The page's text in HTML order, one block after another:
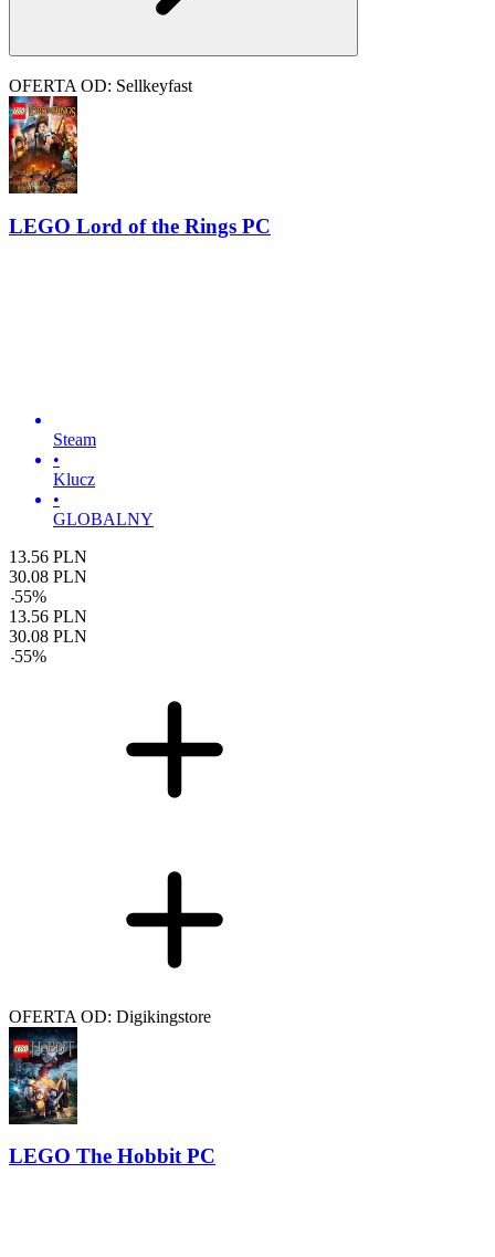
OFERTA OD: Sellkeyfast
LEGO Lord of the Rings PC
Steam
•
Klucz
•
GLOBALNY
13.56 PLN
30.08 PLN
-55%
13.56 PLN
30.08 PLN
-55%
OFERTA OD: Digikingstore
LEGO The Hobbit PC